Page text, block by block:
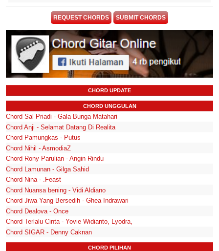
REQUEST CHORDS SUBMIT CHORDS
CHORD UPDATE
CHORD UNGGULAN
Chord Sal Priadi - Gala Bunga Matahari
Chord Anji - Selamat Datang Di Realita
Chord Pamungkas - Putus
Chord Nihil - AsmodiaZ
Chord Rony Parulian - Angin Rindu
Chord Lamunan - Gilga Sahid
Chord Nina - .Feast
Chord Nuansa bening - Vidi Aldiano
Chord Jiwa Yang Bersedih - Ghea Indrawari
Chord Dealova - Once
Chord Terlalu Cinta - Yovie Widianto, Lyodra,
Chord SIGAR - Denny Caknan
CHORD PILIHAN